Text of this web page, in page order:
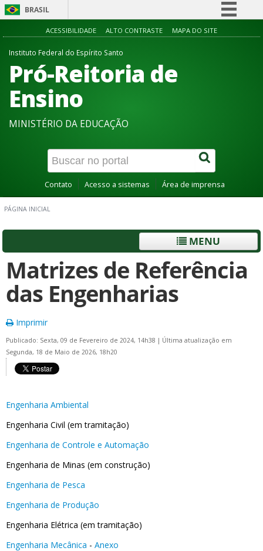
BRASIL
Simplifique!
Acesso à informação
ACESSIBILIDADE ALTO CONTRASTE MAPA DO SITE
Instituto Federal do Espírito Santo
Pró-Reitoria de
Ensino
MINISTÉRIO DA EDUCAÇÃO
Contato Acesso a sistemas Área de imprensa
PÁGINA INICIAL
MENU
Matrizes de Referência
das Engenharias
Imprimir
Publicado: Sexta, 09 de Fevereiro de 2024, 14h38 | Última atualização em
Segunda, 18 de Maio de 2026, 18h20
Engenharia Ambiental
Engenharia Civil (em tramitação)
Engenharia de Controle e Automação
Engenharia de Minas (em construção)
Engenharia de Pesca
Engenharia de Produção
Engenharia Elétrica (em tramitação)
Engenharia Mecânica - Anexo